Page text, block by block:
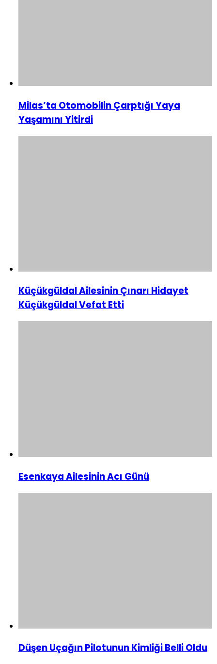
Milas’ta Otomobilin Çarptığı Yaya
Yaşamını Yitirdi
Küçükgüldal Ailesinin Çınarı Hidayet
Küçükgüldal Vefat Etti
Esenkaya Ailesinin Acı Günü
Düşen Uçağın Pilotunun Kimliği Belli Oldu